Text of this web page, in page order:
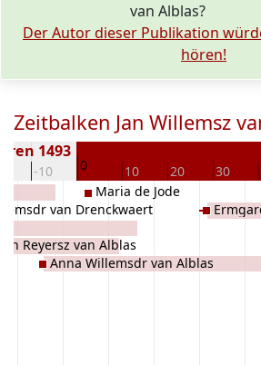
van Alblas?
Der Autor dieser Publikation
hören!
Zeitbalken Jan Willemsz
-10 0 10 20 30
1493
van Drenckwaert
Reyersz van Alblas
Anna Willemsdr van Alblas
Maria de Jode